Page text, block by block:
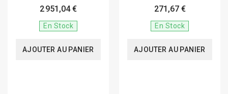
2 951,04 €
En Stock
AJOUTER AU PANIER
271,67 €
En Stock
AJOUTER AU PANIER